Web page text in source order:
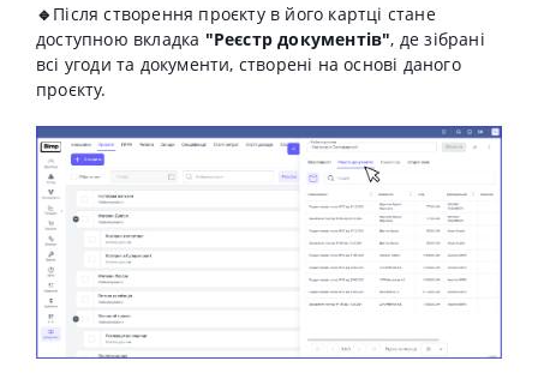
🔹 Після створення проєкту в його картці стане
доступною вкладка "Реєстр документів", де зібрані
всі угоди та документи, створені на основі даного
проєкту.